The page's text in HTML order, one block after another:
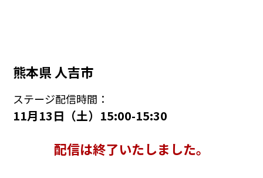
熊本県 人吉市
ステージ配信時間：
11月13日（土）15:00-15:30
配信は終了いたしました。